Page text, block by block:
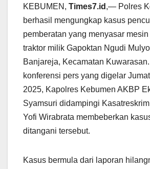
KEBUMEN, Times7.id ,— Polres
berhasil mengungkap kasus
pemberatan yang menyasar
traktor milik Gapoktan Ngudi
Banjareja, Kecamatan
konferensi pers yang digelar
2025, Kapolres Kebumen AKBP
Syamsuri didampingi
Yofi Wirabrata membeberkan
ditangani tersebut.
Kasus bermula dari laporan